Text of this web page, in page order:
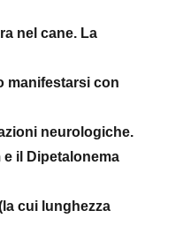
nel cane. La
manifestarsi con
neurologiche.
e il Dipetalonema
cui lunghezza